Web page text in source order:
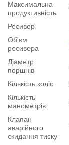
Максимальна
продуктивність
Ресивер
Об'єм
ресивера
Діаметр
поршнів
Кількість коліс
Кількість
манометрів
Клапан
аварійного
скидання тиску